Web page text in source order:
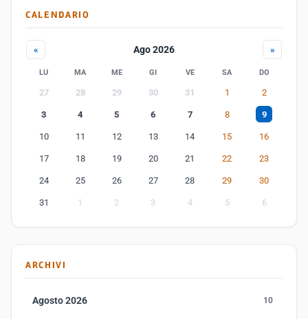
CALENDARIO
« Ago 2026 »
LU MA ME GI VE SA DO
27 28 29 30 31 1 2
3 4 5 6 7 8 9
10 11 12 13 14 15 16
17 18 19 20 21 22 23
24 25 26 27 28 29 30
31 1 2 3 4 5 6
ARCHIVI
Agosto 2026 10